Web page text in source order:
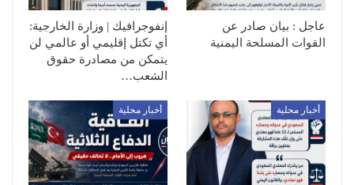
عاجل : بيان صادر عن
القوات المسلحة اليمنية
إنفوجرافيك | وزارة الخارجية:
أي تكتل إقليمي أو عالمي لن
يتمكن من مصادرة حقوق
الشعب…
أخبار محلية أخبار محلية